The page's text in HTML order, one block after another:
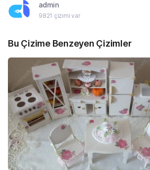
admin
9821 çizimi var
Bu Çizime Benzeyen Çizimler